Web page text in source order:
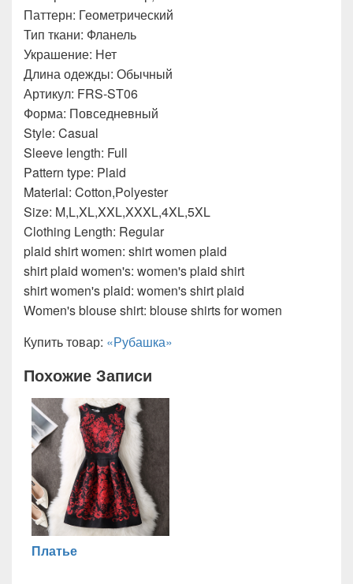
Паттерн: Геометрический
Тип ткани: Фланель
Украшение: Нет
Длина одежды: Обычный
Артикул: FRS-ST06
Форма: Повседневный
Style: Casual
Sleeve length: Full
Pattern type: Plaid
Material: Cotton,Polyester
Size: M,L,XL,XXL,XXXL,4XL,5XL
Clothing Length: Regular
plaid shirt women: shirt women plaid
shirt plaid women's: women's plaid shirt
shirt women's plaid: women's shirt plaid
Women's blouse shirt: blouse shirts for women
Купить товар: «Рубашка»
Похожие Записи
Платье